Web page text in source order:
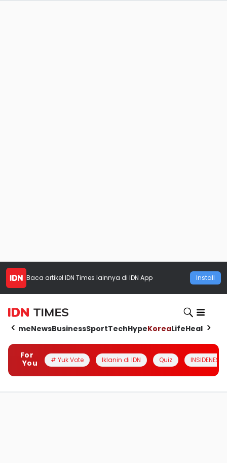
Baca artikel IDN Times lainnya di IDN App Install
HomeNewsBusinessSportTechHypeKoreaLifeHealth
For
You
# Yuk Vote Iklanin di IDN Quiz INSIDENESIA